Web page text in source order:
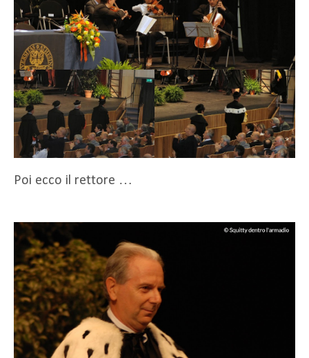
Poi ecco il rettore …